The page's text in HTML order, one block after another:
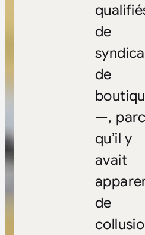
de
de
—,
qu’il y
avait
de